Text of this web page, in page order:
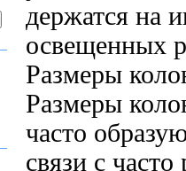
держатся на
освещенных
Размеры
Размеры
часто
связи с часто